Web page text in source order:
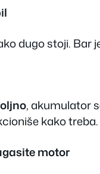
dugo stoji. Bar
, akumulator
kako treba.
motor